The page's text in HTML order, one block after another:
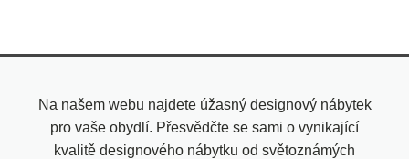
Na našem webu najdete úžasný designový nábytek
pro vaše obydlí. Přesvědčte se sami o vynikající
kvalitě designového nábytku od světoznámých